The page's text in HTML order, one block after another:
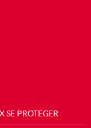
SE PROTEGER